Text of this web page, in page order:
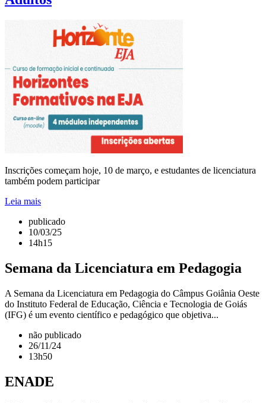
Inscrições começam hoje, 10 de março, e estudantes de licenciatura
também podem participar
Leia mais
publicado
10/03/25
14h15
Semana da Licenciatura em Pedagogia
A Semana da Licenciatura em Pedagogia do Câmpus Goiânia Oeste
do Instituto Federal de Educação, Ciência e Tecnologia de Goiás
(IFG) é um evento científico e pedagógico que objetiva...
não publicado
26/11/24
13h50
ENADE